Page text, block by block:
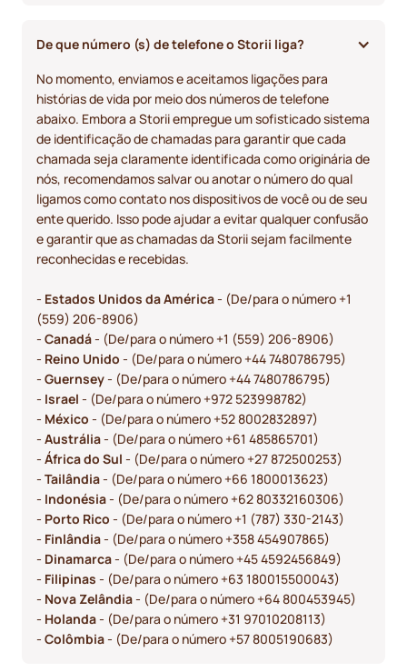
De que número (s) de telefone o Storii liga?
No momento, enviamos e aceitamos ligações para
histórias de vida por meio dos números de telefone
abaixo. Embora a Storii empregue um sofisticado sistema
de identificação de chamadas para garantir que cada
chamada seja claramente identificada como originária de
nós, recomendamos salvar ou anotar o número do qual
ligamos como contato nos dispositivos de você ou de seu
ente querido. Isso pode ajudar a evitar qualquer confusão
e garantir que as chamadas da Storii sejam facilmente
reconhecidas e recebidas.
- Estados Unidos da América- (De/para o número +1
(559) 206-8906)
- Canadá- (De/para o número +1 (559) 206-8906)
- Reino Unido - (De/para o número +44 7480786795)
- Guernsey- (De/para o número +44 7480786795)
- Israel - (De/para o número +972 523998782)
- México - (De/para o número +52 8002832897)
- Austrália- (De/para o número +61 485865701)
- África do Sul - (De/para o número +27 872500253)
- Tailândia- (De/para o número +66 1800013623)
- Indonésia- (De/para o número +62 80332160306)
- Porto Rico - (De/para o número +1 (787) 330-2143)
- Finlândia- (De/para o número +358 454907865)
- Dinamarca- (De/para o número +45 4592456849)
- Filipinas - (De/para o número +63 180015500043)
- Nova Zelândia- (De/para o número +64 800453945)
- Holanda- (De/para o número +31 97010208113)
- Colômbia- (De/para o número +57 8005190683)